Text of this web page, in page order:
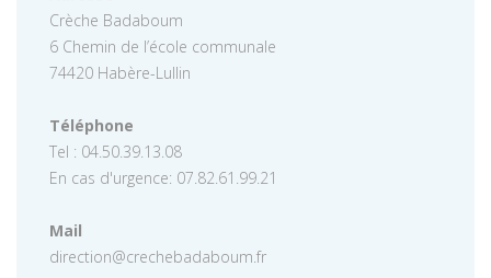
Crèche Badaboum
6 Chemin de l’école communale
74420 Habère-Lullin
Téléphone
Tel : 04.50.39.13.08
En cas d'urgence: 07.82.61.99.21
Mail
direction@crechebadaboum.fr